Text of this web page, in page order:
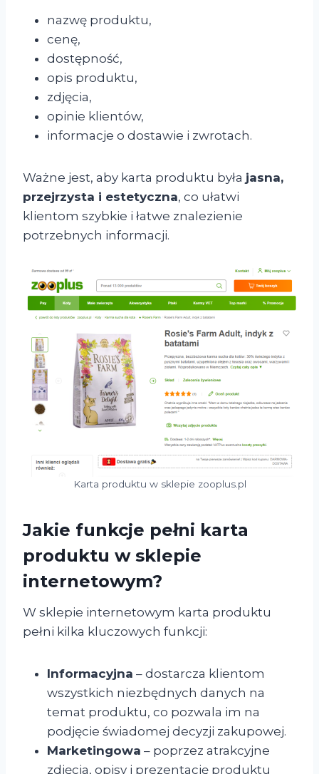
nazwę produktu,
cenę,
dostępność,
opis produktu,
zdjęcia,
opinie klientów,
informacje o dostawie i zwrotach.
Ważne jest, aby karta produktu była jasna,
przejrzysta i estetyczna, co ułatwi
klientom szybkie i łatwe znalezienie
potrzebnych informacji.
Karta produktu w sklepie zooplus.pl
Jakie funkcje pełni karta
produktu w sklepie
internetowym?
W sklepie internetowym karta produktu
pełni kilka kluczowych funkcji:
Informacyjna – dostarcza klientom
wszystkich niezbędnych danych na
temat produktu, co pozwala im na
podjęcie świadomej decyzji zakupowej.
Marketingowa – poprzez atrakcyjne
zdjęcia, opisy i prezentację produktu